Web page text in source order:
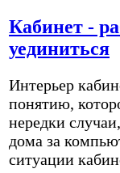
Кабинет -
уединиться
Интерьер
понятию,
нередки
дома за
ситуации